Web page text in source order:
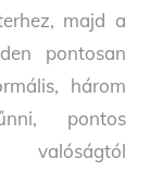
majd a
pontosan
három
pontos